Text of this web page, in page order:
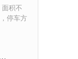
积不
停车方
的国企医疗集团面向全国收购医院